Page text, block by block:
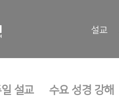
설교
설교 수요 성경 강해